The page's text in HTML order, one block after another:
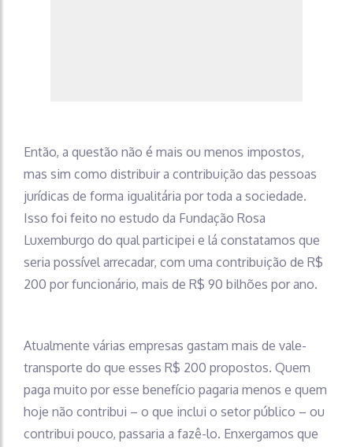
Então, a questão não é mais ou menos impostos,
mas sim como distribuir a contribuição das pessoas
jurídicas de forma igualitária por toda a sociedade.
Isso foi feito no estudo da Fundação Rosa
Luxemburgo do qual participei e lá constatamos que
seria possível arrecadar, com uma contribuição de R$
200 por funcionário, mais de R$ 90 bilhões por ano.
Atualmente várias empresas gastam mais de vale-
transporte do que esses R$ 200 propostos. Quem
paga muito por esse benefício pagaria menos e quem
hoje não contribui – o que inclui o setor público – ou
contribui pouco, passaria a fazê-lo. Enxergamos que